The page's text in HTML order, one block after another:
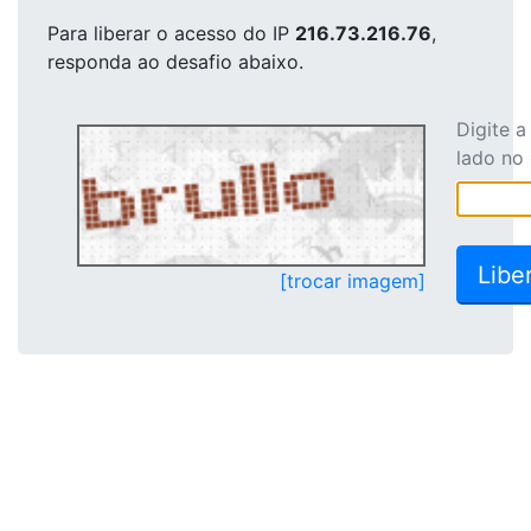
Para liberar o acesso do IP 216.73.216.76,
responda ao desafio abaixo.
[trocar imagem]
Digite
lado no